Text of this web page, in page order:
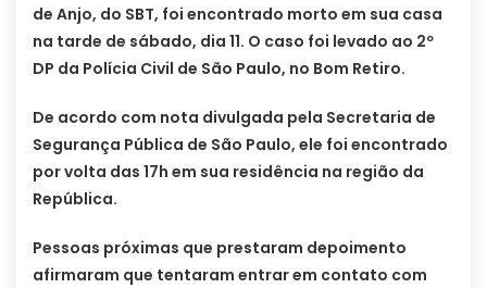
de Anjo, do SBT, foi encontrado morto em sua casa
na tarde de sábado, dia 11. O caso foi levado ao 2º
DP da Polícia Civil de São Paulo, no Bom Retiro.
De acordo com nota divulgada pela Secretaria de
Segurança Pública de São Paulo, ele foi encontrado
por volta das 17h em sua residência na região da
República.
Pessoas próximas que prestaram depoimento
afirmaram que tentaram entrar em contato com